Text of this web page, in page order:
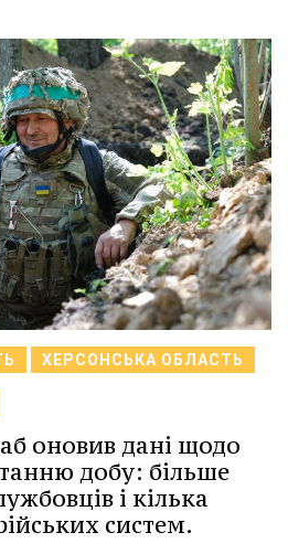
ХЕРСОНСЬКА ОБЛАСТЬ
оновив дані щодо
добу: більше
і кілька
систем.